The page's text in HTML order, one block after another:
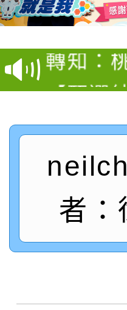
城市手
畫影片
轉知：
劇比賽
表
轉知：
敬師藝
【甄選
學年度
結果(第
【甄選
學年度
結果(第
桃園市
程資訊
「祖孫
絕-親子
站幸福
「校園
員」簡
踴躍報
115學
115學
【甄選
者